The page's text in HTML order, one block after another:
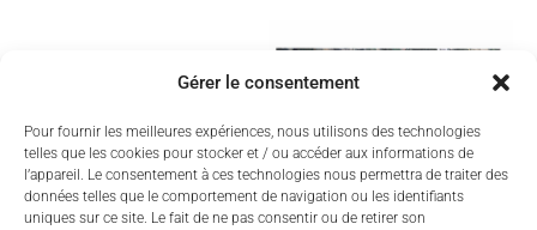
Gérer le consentement
Pour fournir les meilleures expériences, nous utilisons des technologies
telles que les cookies pour stocker et / ou accéder aux informations de
l’appareil. Le consentement à ces technologies nous permettra de traiter des
données telles que le comportement de navigation ou les identifiants
uniques sur ce site. Le fait de ne pas consentir ou de retirer son